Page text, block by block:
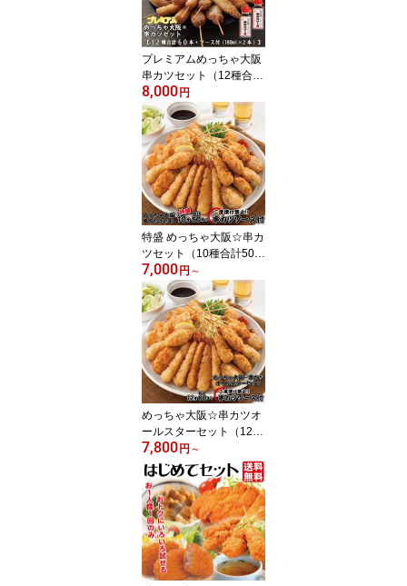
プレミアムめっちゃ大阪
串カツセット（12種合計
60本+ソース180ml×2
本）⇒【送料無料】串カ
ツ 串揚げ 串カツセット
串かつ 冷凍 パーティー
宅飲み 贈答 ギフト プレ
ゼント お歳暮 お中元
8,000 円
特盛 めっちゃ大阪☆串カ
ツセット（10種合計50本
+ソース付き）【送料無
料】串カツ 串揚げ 串カ
ツセット 冷凍 パーティ
ー 宅飲み 贈答 ギフト プ
レゼント お歳暮 お中元
7,000 円 ～
めっちゃ大阪☆串カツオ
ールスターセット（12種
合計60本+ソース付き）
【送料無料】串カツ 串揚
げ 串カツセット 冷凍 パ
ーティー 宅飲み 贈答 ギ
フト プレゼント お歳暮
お中元
7,800 円 ～